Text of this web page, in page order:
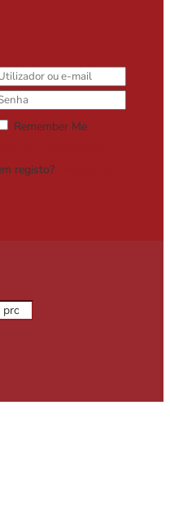
Remember Me
registo?